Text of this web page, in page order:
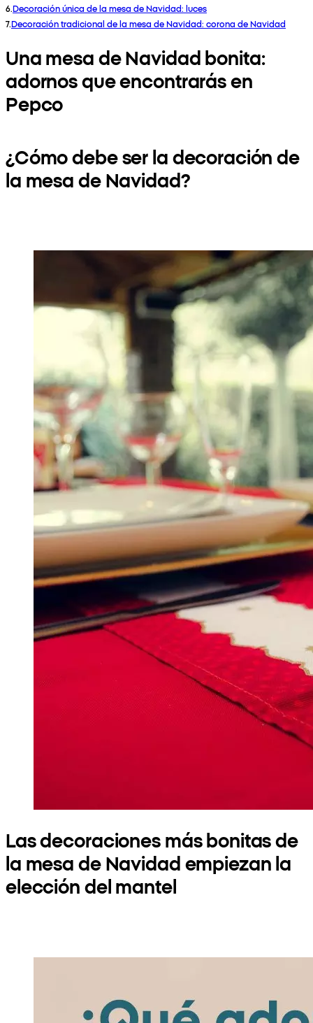
6.Decoración única de la mesa de Navidad: luces
7.Decoración tradicional de la mesa de Navidad: corona de Navidad
Una mesa de Navidad bonita:
adornos que encontrarás en
Pepco
¿Cómo debe ser la decoración de
la mesa de Navidad?
Las decoraciones más bonitas de
la mesa de Navidad empiezan la
elección del mantel